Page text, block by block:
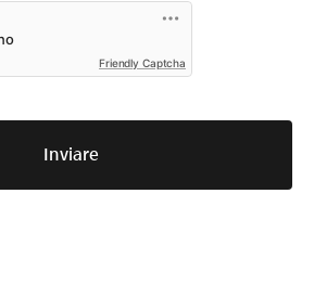
Friendly Captcha
Inviare